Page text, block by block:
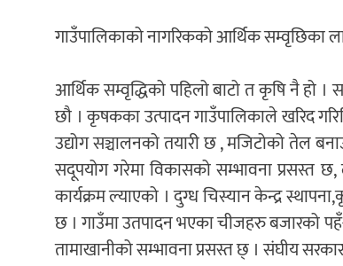
गाउँपालिकाको नागरिकको आर्थिक सम्वृछिका
आर्थिक सम्वृद्धिको पहिलो बाटो त कृषि नै हो
छौ । कृषकका उत्पादन गाउँपालिकाले खरिद
उद्योग सञ्चालनको तयारी छ , मजिटोको तेल
सदूपयोग गरेमा विकासको सम्भावना प्रसस्त छ,
कार्यक्रम ल्याएको । दुग्ध चिस्यान केन्द्र
छ । गाउँमा उतपादन भएका चीजहरु बजारको
तामाखानीको सम्भावना प्रसस्त छ् । संघीय